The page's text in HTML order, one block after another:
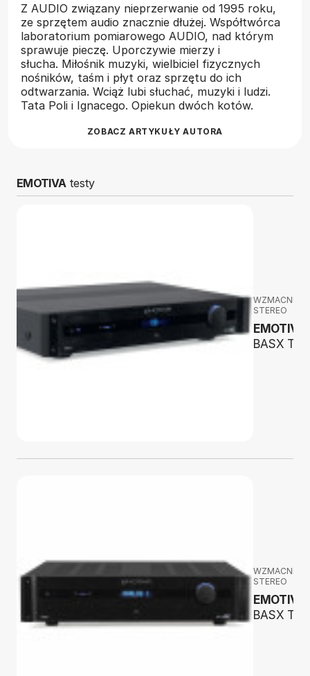
Z AUDIO związany nieprzerwanie od 1995 roku,
ze sprzętem audio znacznie dłużej. Współtwórca
laboratorium pomiarowego AUDIO, nad którym
sprawuje pieczę. Uporczywie mierzy i
słucha. Miłośnik muzyki, wielbiciel fizycznych
nośników, taśm i płyt oraz sprzętu do ich
odtwarzania. Wciąż lubi słuchać, muzyki i ludzi.
Tata Poli i Ignacego. Opiekun dwóch kotów.
ZOBACZ ARTYKUŁY AUTORA
EMOTIVAtesty
STEREO
EMOTIVA
BASX TA1
STEREO
EMOTIVA
BASX TA2